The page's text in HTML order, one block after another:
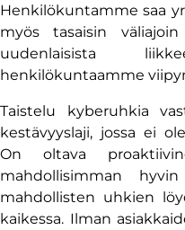
Henkilökuntamme saa
myös tasaisin
uudenlaisista
henkilökuntaamme
Taistelu kyberuhkia
kestävyyslaji, jossa ei
On oltava
mahdollisimman
mahdollisten uhkien
kaikessa. Ilman